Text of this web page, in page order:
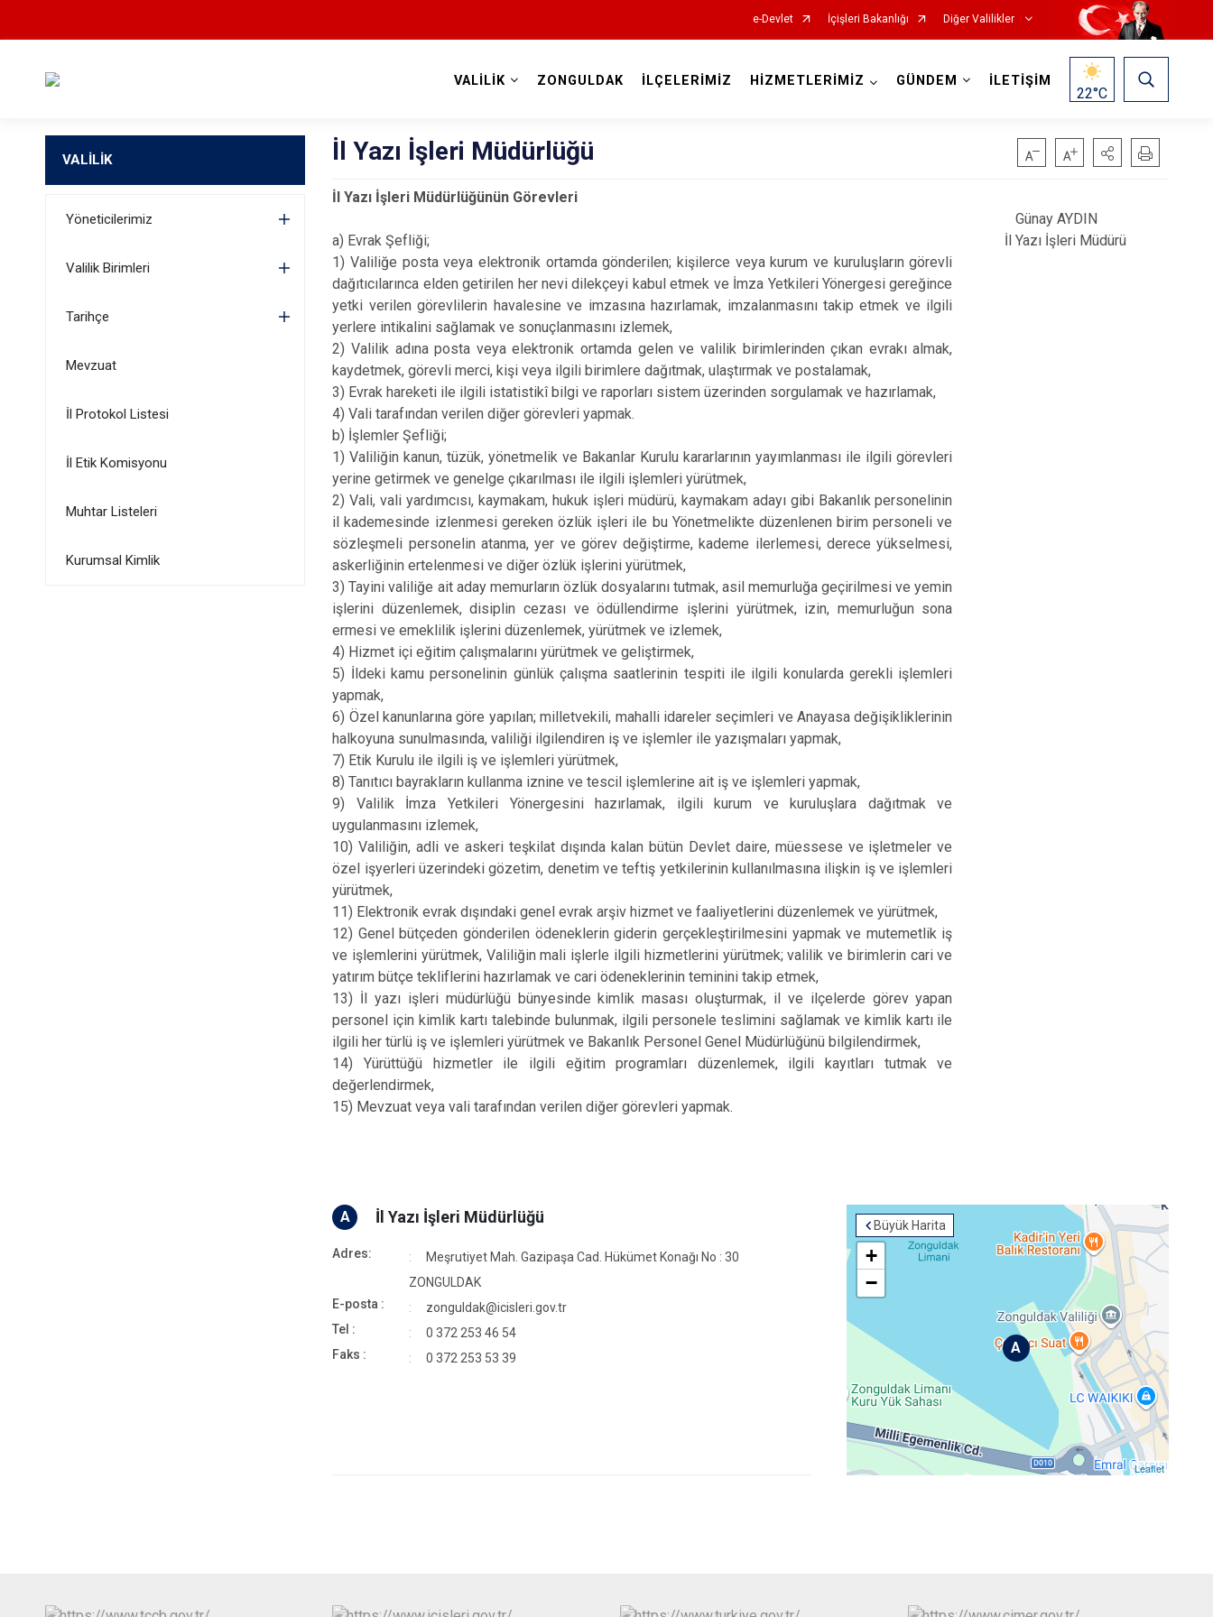
e-Devlet İçişleri Bakanlığı Diğer Valilikler
VALİLİK ZONGULDAK İLÇELERİMİZ HİZMETLERİMİZ GÜNDEM İLETİŞİM
22°C
VALİLİK
Yöneticilerimiz
Valilik Birimleri
Tarihçe
Mevzuat
İl Protokol Listesi
İl Etik Komisyonu
Muhtar Listeleri
Kurumsal Kimlik
İl Yazı İşleri Müdürlüğü
İl Yazı İşleri Müdürlüğünün Görevleri
a) Evrak Şefliği;
1) Valiliğe posta veya elektronik ortamda gönderilen; kişilerce veya kurum ve kuruluşların görevli
dağıtıcılarınca elden getirilen her nevi dilekçeyi kabul etmek ve İmza Yetkileri Yönergesi gereğince
yetki verilen görevlilerin havalesine ve imzasına hazırlamak, imzalanmasını takip etmek ve ilgili
yerlere intikalini sağlamak ve sonuçlanmasını izlemek,
2) Valilik adına posta veya elektronik ortamda gelen ve valilik birimlerinden çıkan evrakı almak,
kaydetmek, görevli merci, kişi veya ilgili birimlere dağıtmak, ulaştırmak ve postalamak,
3) Evrak hareketi ile ilgili istatistikî bilgi ve raporları sistem üzerinden sorgulamak ve hazırlamak,
4) Vali tarafından verilen diğer görevleri yapmak.
b) İşlemler Şefliği;
1) Valiliğin kanun, tüzük, yönetmelik ve Bakanlar Kurulu kararlarının yayımlanması ile ilgili görevleri
yerine getirmek ve genelge çıkarılması ile ilgili işlemleri yürütmek,
2) Vali, vali yardımcısı, kaymakam, hukuk işleri müdürü, kaymakam adayı gibi Bakanlık personelinin
il kademesinde izlenmesi gereken özlük işleri ile bu Yönetmelikte düzenlenen birim personeli ve
sözleşmeli personelin atanma, yer ve görev değiştirme, kademe ilerlemesi, derece yükselmesi,
askerliğinin ertelenmesi ve diğer özlük işlerini yürütmek,
3) Tayini valiliğe ait aday memurların özlük dosyalarını tutmak, asil memurluğa geçirilmesi ve yemin
işlerini düzenlemek, disiplin cezası ve ödüllendirme işlerini yürütmek, izin, memurluğun sona
ermesi ve emeklilik işlerini düzenlemek, yürütmek ve izlemek,
4) Hizmet içi eğitim çalışmalarını yürütmek ve geliştirmek,
5) İldeki kamu personelinin günlük çalışma saatlerinin tespiti ile ilgili konularda gerekli işlemleri
yapmak,
6) Özel kanunlarına göre yapılan; milletvekili, mahalli idareler seçimleri ve Anayasa değişikliklerinin
halkoyuna sunulmasında, valiliği ilgilendiren iş ve işlemler ile yazışmaları yapmak,
7) Etik Kurulu ile ilgili iş ve işlemleri yürütmek,
8) Tanıtıcı bayrakların kullanma iznine ve tescil işlemlerine ait iş ve işlemleri yapmak,
9) Valilik İmza Yetkileri Yönergesini hazırlamak, ilgili kurum ve kuruluşlara dağıtmak ve
uygulanmasını izlemek,
10) Valiliğin, adli ve askeri teşkilat dışında kalan bütün Devlet daire, müessese ve işletmeler ve
özel işyerleri üzerindeki gözetim, denetim ve teftiş yetkilerinin kullanılmasına ilişkin iş ve işlemleri
yürütmek,
11) Elektronik evrak dışındaki genel evrak arşiv hizmet ve faaliyetlerini düzenlemek ve yürütmek,
12) Genel bütçeden gönderilen ödeneklerin giderin gerçekleştirilmesini yapmak ve mutemetlik iş
ve işlemlerini yürütmek, Valiliğin mali işlerle ilgili hizmetlerini yürütmek; valilik ve birimlerin cari ve
yatırım bütçe tekliflerini hazırlamak ve cari ödeneklerinin teminini takip etmek,
13) İl yazı işleri müdürlüğü bünyesinde kimlik masası oluşturmak, il ve ilçelerde görev yapan
personel için kimlik kartı talebinde bulunmak, ilgili personele teslimini sağlamak ve kimlik kartı ile
ilgili her türlü iş ve işlemleri yürütmek ve Bakanlık Personel Genel Müdürlüğünü bilgilendirmek,
14) Yürüttüğü hizmetler ile ilgili eğitim programları düzenlemek, ilgili kayıtları tutmak ve
değerlendirmek,
15) Mevzuat veya vali tarafından verilen diğer görevleri yapmak.
Günay AYDIN
İl Yazı İşleri Müdürü
Büyük Harita
A
+
−
Leaflet
A İl Yazı İşleri Müdürlüğü
Adres:
Meşrutiyet Mah. Gazipaşa Cad. Hükümet Konağı No : 30
ZONGULDAK
E-posta :
zonguldak@icisleri.gov.tr
Tel :
0 372 253 46 54
Faks :
0 372 253 53 39